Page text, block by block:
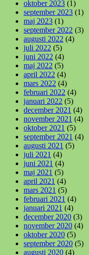
oktober 2023 (1)
september 2023 (1)
maj 2023 (1)
september 2022 (3)
augusti 2022 (4)
juli 2022 (5)
juni 2022 (4)
maj 2022 (5)
april 2022 (4)
mars 2022 (4)
februari 2022 (4)
januari 2022 (5)
december 2021 (4)
november 2021 (4)
oktober 2021 (5)
september 2021 (4)
augusti 2021 (5)
juli 2021 (4)
juni 2021 (4)
maj 2021 (5)
april 2021 (4)
mars 2021 (5)
februari 2021 (4)
januari 2021 (4)
december 2020 (3)
november 2020 (4)
oktober 2020 (5)
september 2020 (5)
augusti 2020 (4)